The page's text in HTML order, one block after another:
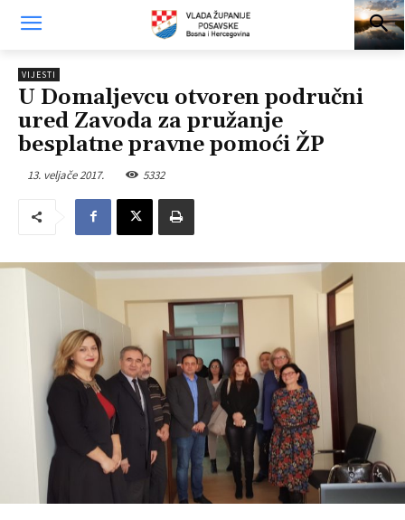
VIJESTI
U Domaljevcu otvoren područni
ured Zavoda za pružanje
besplatne pravne pomoći ŽP
13. veljače 2017. 5332